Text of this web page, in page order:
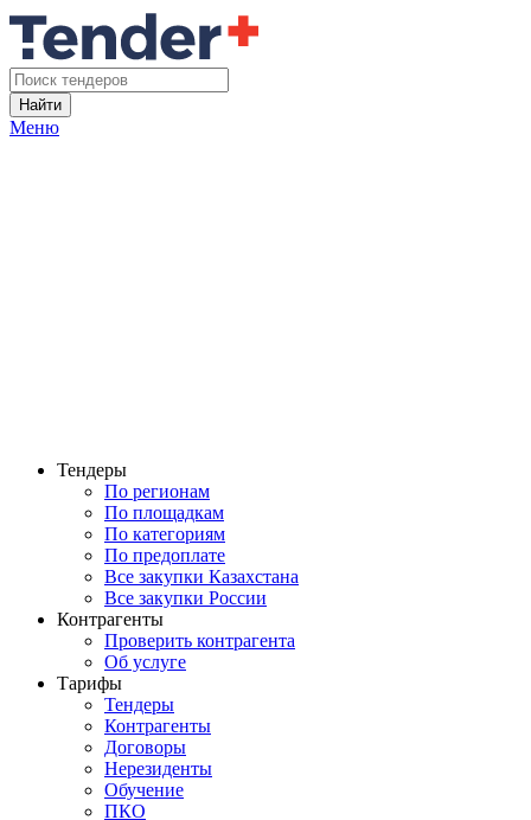
Найти
Меню
Тендеры
По регионам
По площадкам
По категориям
По предоплате
Все закупки Казахстана
Все закупки России
Контрагенты
Проверить контрагента
Об услуге
Тарифы
Тендеры
Контрагенты
Договоры
Нерезиденты
Обучение
ПКО